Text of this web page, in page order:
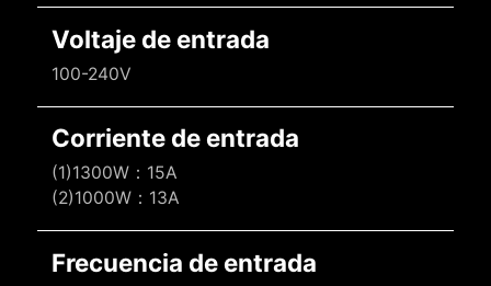
Voltaje de entrada
100-240V
Corriente de entrada
(1)1300W：15A
(2)1000W：13A
Frecuencia de entrada